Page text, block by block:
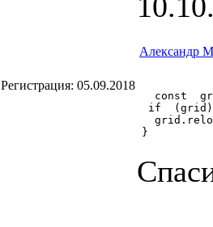
Регистрация: 05.09.2018
Александр
const
if
}